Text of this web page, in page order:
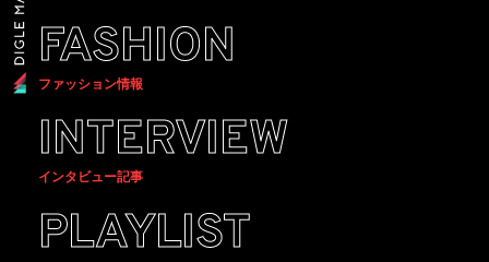
FASHION
ファッション情報
INTERVIEW
インタビュー記事
PLAYLIST